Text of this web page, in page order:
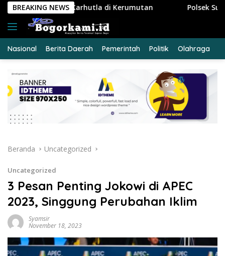
Langsung
konten
BREAKING NEWS
di Kerumutan Polsek Sungai Sembilan Ungkap
Nasional Berita Daerah Pemerintah Politik Olahraga
Beranda Uncategorized
Uncategorized
3 Pesan Penting Jokowi di APEC
2023, Singgung Perubahan Iklim
Syamsir
November 18, 2023